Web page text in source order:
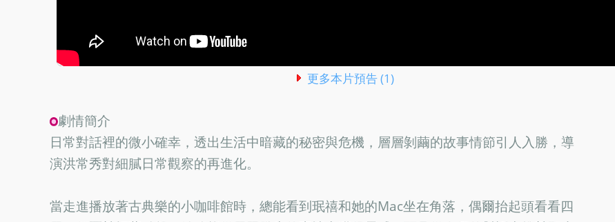
更多本片預告 (1)
劇情簡介
日常對話裡的微小確幸，透出生活中暗藏的秘密與危機，層層剝繭的故事情節引人入勝，導
演洪常秀對細膩日常觀察的再進化。
當走進播放著古典樂的小咖啡館時，總能看到珉禧和她的Mac坐在角落，偶爾抬起頭看看四